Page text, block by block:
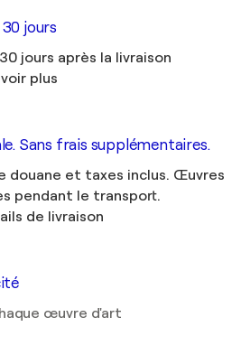
jours
jours après la livraison
plus
Sans frais supplémentaires.
douane et taxes inclus. Œuvres
pendant le transport.
de livraison
œuvre d'art